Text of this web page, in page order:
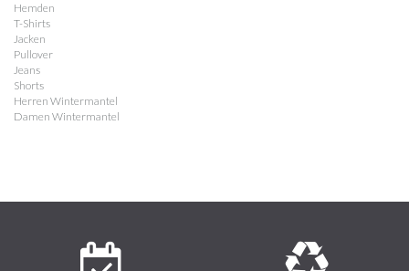
Hemden
T-Shirts
Jacken
Pullover
Jeans
Shorts
Herren Wintermantel
Damen Wintermantel